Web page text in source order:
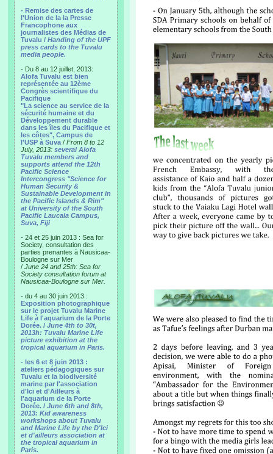
- Remise des cartes de
l'Union de la la Presse
Francophone aux
journalistes des Médias de
Tuvalu / Handing of the UPF
press cards to the Tuvalu
media people.
- Du 8 au 12 juillet, 2013:
Alofa Tuvalu est bien
représentée au 12ème
Congrès scientifique du
Pacifique
"La science au service de la
sécurité humaine et du
Développement durable
dans les îles du Pacifique et
les côtes", Campus de
l'USP à Suva / From 8 to 12
July, 2013: several Alofa
Tuvalu members and
supports attend the 12th
Pacific Science
Intercongress "Science for
Human Security &
Sustainable Development in
the Pacific Islands & Rim"
at University of the South
Pacific Laucala Campus,
Suva, Fiji
- 24 et 25 juin 2013 : Sea for
Society, consultation des
parties prenantes à Nausicaa-
Boulogne sur Mer
/ June 24 and 25th: Sea for
Society consultation forum at
Nausicaa-Boulogne sur Mer.
- du 4 au 30 juin 2013 :
Exposition photographique
sur le projet Tuvalu Marine
Life à l'aquarium de la Porte
Dorée. / June 4th to 30t,
2013h: Tuvalu Marine Life
picture exhibition at the
tropical aquarium in Paris.
- les 6 et 8 juin 2013 :
ateliers pédagogiques sur
Tuvalu et la biodiversité
marine par l'association
d'Ici et d'Ailleurs à
l'aquarium de la Porte
Dorée. / June 6th and 8th,
2013: Kid awareness
workshops about Tuvalu
and Marine Life by the D'Ici
et d'ailleurs association at
the tropical aquarium in
Paris.